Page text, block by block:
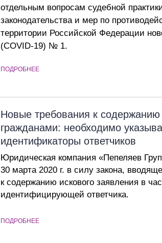
отдельным вопросам судебной
законодательства и мер по
территории Российской Федерации
(COVID-19) № 1.
ПОДРОБНЕЕ
Новые требования к
гражданами: необходимо
идентификаторы ответчиков
Юридическая компания «Пепеляев
30 марта 2020 г. в силу закона,
к содержанию искового заявления в
идентифицирующей ответчика.
ПОДРОБНЕЕ